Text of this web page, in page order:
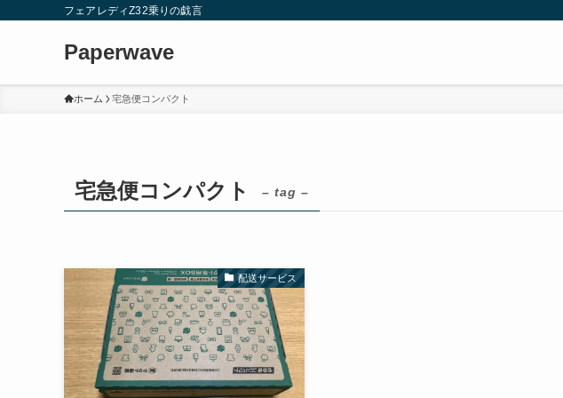
フェアレディZ32乗りの戯言
Paperwave
ホーム 宅急便コンパクト
宅急便コンパクト – tag –
配送サービス